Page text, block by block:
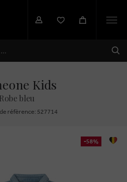
Kids
Robe bleu
réfèrence: 527714
-58%